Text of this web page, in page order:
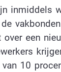
inmiddels
een
10